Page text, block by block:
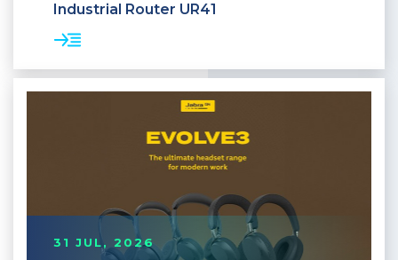
Industrial Router UR41
31 JUL, 2026